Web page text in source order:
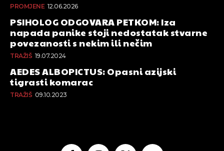
PROMJENE 12.06.2026
PSIHOLOG ODGOVARA PETKOM: Iza
napada panike stoji nedostatak stvarne
povezanosti s nekim ili nečim
TRAŽIŠ 19.07.2024
AEDES ALBOPICTUS: Opasni azijski
tigrasti komarac
TRAŽIŠ 09.10.2023